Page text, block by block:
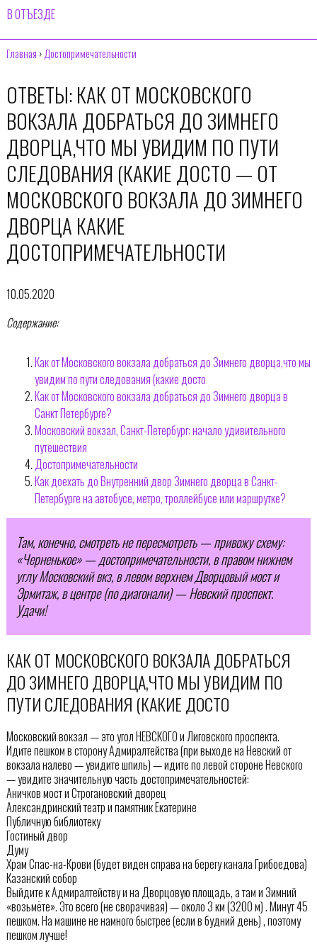
В ОТЪЕЗДЕ
Главная › Достопримечательности
ОТВЕТЫ: КАК ОТ МОСКОВСКОГО
ВОКЗАЛА ДОБРАТЬСЯ ДО ЗИМНЕГО
ДВОРЦА,ЧТО МЫ УВИДИМ ПО ПУТИ
СЛЕДОВАНИЯ (КАКИЕ ДОСТО — ОТ
МОСКОВСКОГО ВОКЗАЛА ДО ЗИМНЕГО
ДВОРЦА КАКИЕ
ДОСТОПРИМЕЧАТЕЛЬНОСТИ
10.05.2020
Содержание:
Как от Московского вокзала добраться до Зимнего дворца,что мы
увидим по пути следования (какие досто
Как от Московского вокзала добраться до Зимнего дворца в
Санкт Петербурге?
Московский вокзал, Санкт-Петербург: начало удивительного
путешествия
Достопримечательности
Как доехать до Внутренний двор Зимнего дворца в Санкт-
Петербурге на автобусе, метро, троллейбусе или маршрутке?
Там, конечно, смотреть не пересмотреть — привожу схему:
«Черненькое» — достопримечательности, в правом нижнем
углу Московский вкз, в левом верхнем Дворцовый мост и
Эрмитаж, в центре (по диагонали) — Невский проспект.
Удачи!
КАК ОТ МОСКОВСКОГО ВОКЗАЛА ДОБРАТЬСЯ
ДО ЗИМНЕГО ДВОРЦА,ЧТО МЫ УВИДИМ ПО
ПУТИ СЛЕДОВАНИЯ (КАКИЕ ДОСТО
Московский вокзал — это угол НЕВСКОГО и Лиговского проспекта.
Идите пешком в сторону Адмиралтейства (при выходе на Невский от
вокзала налево — увидите шпиль) — идите по левой стороне Невского
— увидите значительную часть достопримечательностей:
Аничков мост и Строгановский дворец
Александринский театр и памятник Екатерине
Публичную библиотеку
Гостиный двор
Думу
Храм Спас-на-Крови (будет виден справа на берегу канала Грибоедова)
Казанский собор
Выйдите к Адмиралтейству и на Дворцовую площадь, а там и Зимний
«возьмёте». Это всего (не сворачивая) — около 3 км (3200 м) . Минут 45
пешком. На машине не намного быстрее (если в будний день) , поэтому
пешком лучше!